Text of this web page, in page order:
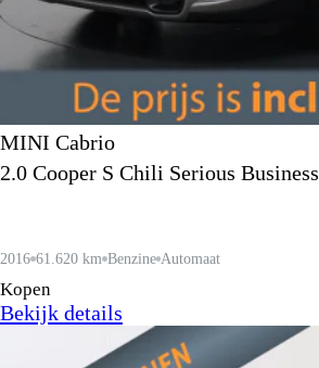
MINI Cabrio
2.0 Cooper S Chili Serious Business
2016 61.620 km Benzine Automaat
Kopen
Bekijk details